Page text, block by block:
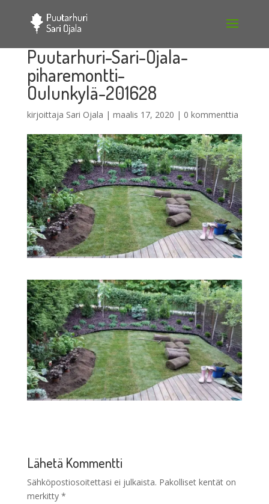
Puutarhuri-Sari-Ojala-
piharemontti-
Oulunkylä-201628
kirjoittaja Sari Ojala | maalis 17, 2020 | 0 kommenttia
Lähetä Kommentti
Sähköpostiosoitettasi ei julkaista. Pakolliset kentät on
merkitty *